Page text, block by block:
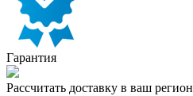
Гарантия
Рассчитать доставку в ваш регион